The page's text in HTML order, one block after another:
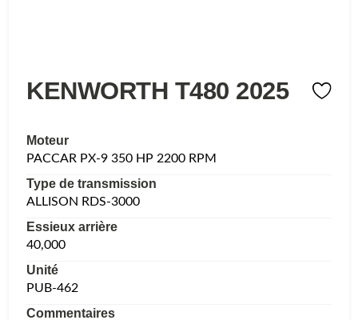
KENWORTH T480 2025
Moteur
PACCAR PX-9 350 HP 2200 RPM
Type de transmission
ALLISON RDS-3000
Essieux arrière
40,000
Unité
PUB-462
Commentaires